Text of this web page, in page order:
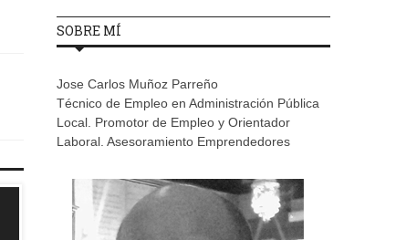
SOBRE MÍ
Jose Carlos Muñoz Parreño
Técnico de Empleo en Administración Pública
Local. Promotor de Empleo y Orientador
Laboral. Asesoramiento Emprendedores